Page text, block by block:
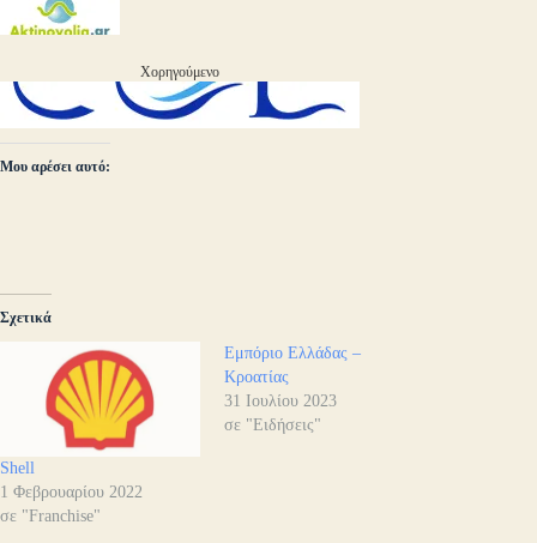
Χορηγούμενο
Μου αρέσει αυτό:
Σχετικά
Shell
1 Φεβρουαρίου 2022
σε "Franchise"
Εμπόριο Ελλάδας –
Κροατίας
31 Ιουλίου 2023
σε "Ειδήσεις"